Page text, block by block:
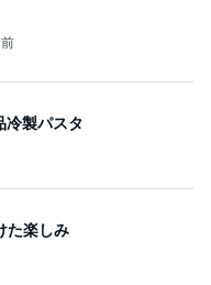
冷製パスタ
た楽しみ